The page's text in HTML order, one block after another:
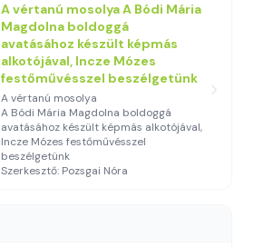
A vértanú mosolya A Bódi Mária
Magdolna boldoggá
avatásához készült képmás
alkotójával, Incze Mózes
festőművésszel beszélgetünk
A vértanú mosolya
A Bódi Mária Magdolna boldoggá
avatásához készült képmás alkotójával,
Incze Mózes festőművésszel
beszélgetünk
Szerkesztő: Pozsgai Nóra